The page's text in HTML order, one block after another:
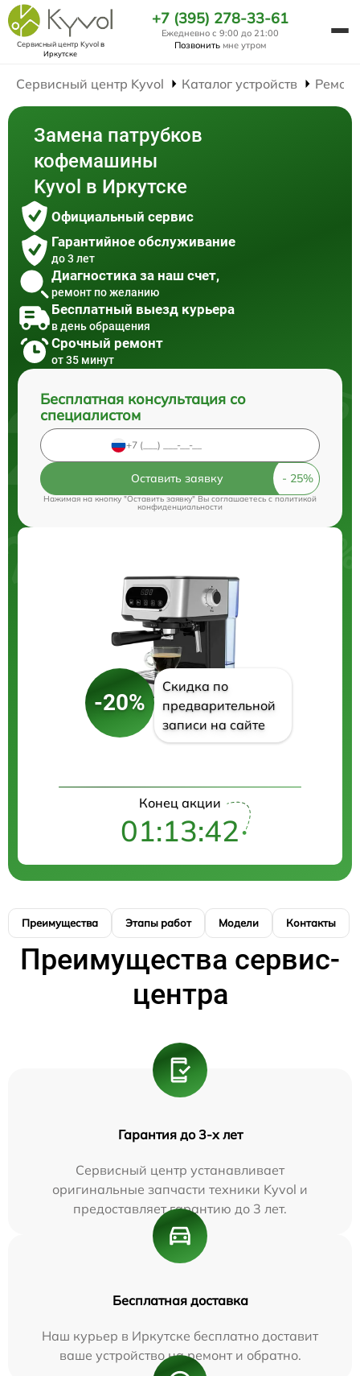
Сервисный центр Kyvolв
Иркутске
+7 (395) 278-33-61
Ежедневно с 9:00 до 21:00
Позвонить мне утром
Сервисный центр Kyvol Каталог устройств
Замена патрубков
кофемашины
Kyvol в Иркутске
Официальный сервис
Гарантийное обслуживание
до 3 лет
Диагностика за наш счет,
ремонт по желанию
Бесплатный выезд курьера
в день обращения
Срочный ремонт
от 35 минут
Бесплатная консультация со
специалистом
Оставить заявку
Нажимая на кнопку "Оставить заявку" Вы соглашаетесь cполитикой
конфиденциальности
-20%
Скидка по
предварительной
записи на сайте
Конец акции
01:13:42
Преимущества Этапы работ Модели Контакты
Преимущества сервис-
центра
Гарантия до 3-х лет
Сервисный центр устанавливает
оригинальные запчасти техники Kyvol и
предоставляет гарантию до 3 лет.
Бесплатная доставка
Наш курьер в Иркутске бесплатно доставит
ваше устройство на ремонт и обратно.